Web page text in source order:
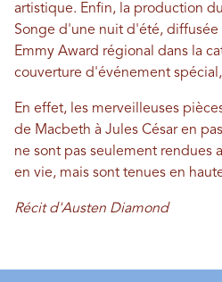
artistique. Enfin, la production
Songe d'une nuit d'été, diffusée
Emmy Award régional dans la
couverture d'événement
En effet, les merveilleuses
de Macbeth à Jules César en
ne sont pas seulement rendues
en vie, mais sont tenues en
Récit d'Austen Diamond